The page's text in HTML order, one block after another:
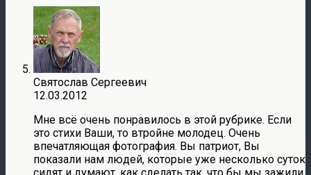
Святослав Сергеевич
12.03.2012
Мне всё очень понравилось в этой рубрике. Если
это стихи Ваши, то втройне молодец. Очень
впечатляющая фотография. Вы патриот, Вы
показали нам людей, которые уже несколько суток